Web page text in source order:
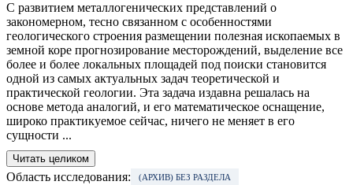
С развитием металлогенических представлений о
закономерном, тесно связанном с особенностями
геологического строения размещении полезная ис­копаемых в
земной коре прогнозирование месторождений, выделение все
более и более локальных площадей под поиски становится
одной из самых актуаль­ных задач теоретической и
практической геологии. Эта задача издавна реша­лась на
основе метода аналогий, и его математическое оснащение,
широко практикуемое сейчас, ничего не меняет в его
сущности ...
Читать целиком
Область исследования: (АРХИВ) БЕЗ РАЗДЕЛА